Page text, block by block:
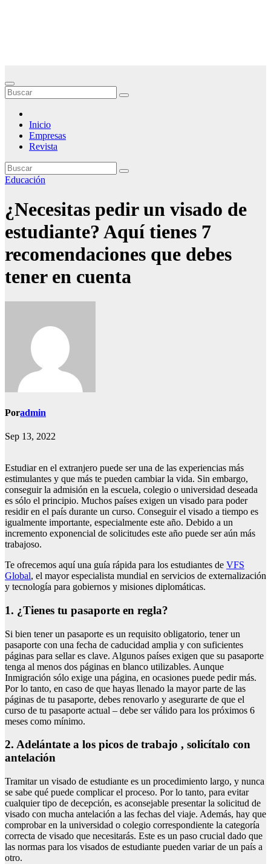
Inicio
Empresas
Revista
Educación
¿Necesitas pedir un visado de
estudiante? Aquí tienes 7
recomendaciones que debes
tener en cuenta
Poradmin
Sep 13, 2022
Estudiar en el extranjero puede ser una de las experiencias más
estimulantes y que más te pueden cambiar la vida. Sin embargo,
conseguir la admisión en la escuela, colegio o universidad deseada
es sólo el principio. Muchos países exigen un visado para poder
residir en el país durante un curso. Conseguir el visado a tiempo es
igualmente importante, especialmente este año. Debido a un
incremento exponencial de solicitudes este año puede ser aún más
trabajoso.
Te ofrecemos aquí una guía rápida para los estudiantes de VFS
Global, el mayor especialista mundial en servicios de externalización
y tecnología para gobiernos y misiones diplomáticas.
1. ¿Tienes tu pasaporte en regla?
Si bien tener un pasaporte es un requisito obligatorio, tener un
pasaporte con una fecha de caducidad amplia y con suficientes
páginas para sellar es clave. Algunos países exigen que su pasaporte
tenga al menos dos páginas en blanco utilizables. Aunque
Inmigración sólo exige una página, en ocasiones puede pedir más.
Por lo tanto, en caso de que hayas llenado la mayor parte de las
páginas de tu pasaporte, debes renovarlo y asegurarte de que el
curso de tu pasaporte actual – debe ser válido para los próximos 6
meses como mínimo.
2. Adelántate a los picos de trabajo , solicítalo con
antelación
Tramitar un visado de estudiante es un procedimiento largo, y nunca
se sabe qué puede complicar el proceso. Por lo tanto, para evitar
cualquier tipo de decepción, es aconsejable presentar la solicitud de
visado con mucha antelación a las fechas del viaje. Además, hay que
comprobar en la universidad o colegio correspondiente la categoría
correcta de visado que necesitarás. Este es un paso crucial dado que
las normas para los visados de estudiante pueden variar de un país a
otro.